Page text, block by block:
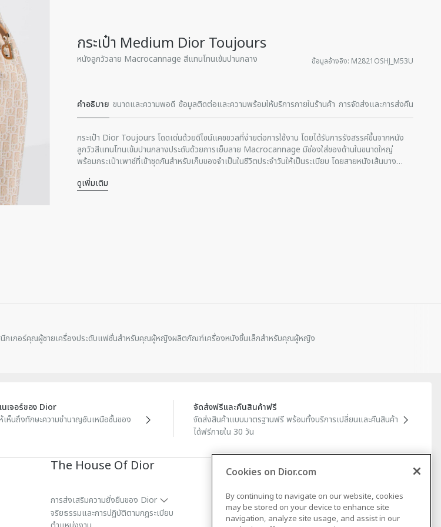
กระเป๋า Medium Dior Toujours
หนังลูกวัวลาย Macrocannage สีแทนโทนเข้มปานกลาง ข้อมูลอ้างอิง: M2821OSHJ_M53U
คําอธิบาย ขนาดและความพอดี ข้อมูลติดต่อและความพร้อมให้บริการภายในร้านค้า การจัดส่งและการส่งคืน
กระเป๋า Dior Toujours โดดเด่นด้วยดีไซน์แคชชวลที่ง่ายต่อการใช้งาน โดยได้รับการรังสรรค์ขึ้นจากหนัง
ลูกวัวสีแทนโทนเข้มปานกลางประดับด้วยการเย็บลาย Macrocannage มีช่องใส่ของด้านในขนาดใหญ่
พร้อมกระเป๋าเพาช์ที่เข้าชุดกันสำหรับเก็บของจำเป็นในชีวิตประจำวันให้เป็นระเบียบ โดยสายหนังเส้นบาง
Lock นั้นสามารถบิดเพื่อปรับรูปทรงด้านข้างและเพิ่มความโดดเด่นให้กับซิลลูเอทของกระเป๋าได้ นอกจากนี้หู
ส่วนประกอบหลัก: หนังลูกวัว
ดูเพิ่มเติม
กเกอร์คุณผู้ชายเครื่องประดับแฟชั่นสำหรับคุณผู้หญิงผลิตภัณฑ์เครื่องหนังชิ้นเล็กสําหรับคุณผู้หญิง
เจอร์ของ Dior
ห็นถึงทักษะความชำนาญอันเหนือชั้นของ
จัดส่งฟรีและคืนสินค้าฟรี
จัดส่งสินค้าแบบมาตรฐานฟรี พร้อมทั้งบริการเปลี่ยนและคืนสินค้า
ได้ฟรีภายใน 30 วัน
The House Of Dior
การส่งเสริมความยั่งยืนของ Dior
จริยธรรมและการปฏิบัติตามกฎระเบียบ
ข้อมูลทางกฎหมาย
ข้อกําหนดทางกฎหมาย
การคุ้มครองข้อมูล
Cookies on Dior.com
By continuing to navigate on our website, cookies
may be stored on your device to enhance site
navigation, analyze site usage, and assist in our